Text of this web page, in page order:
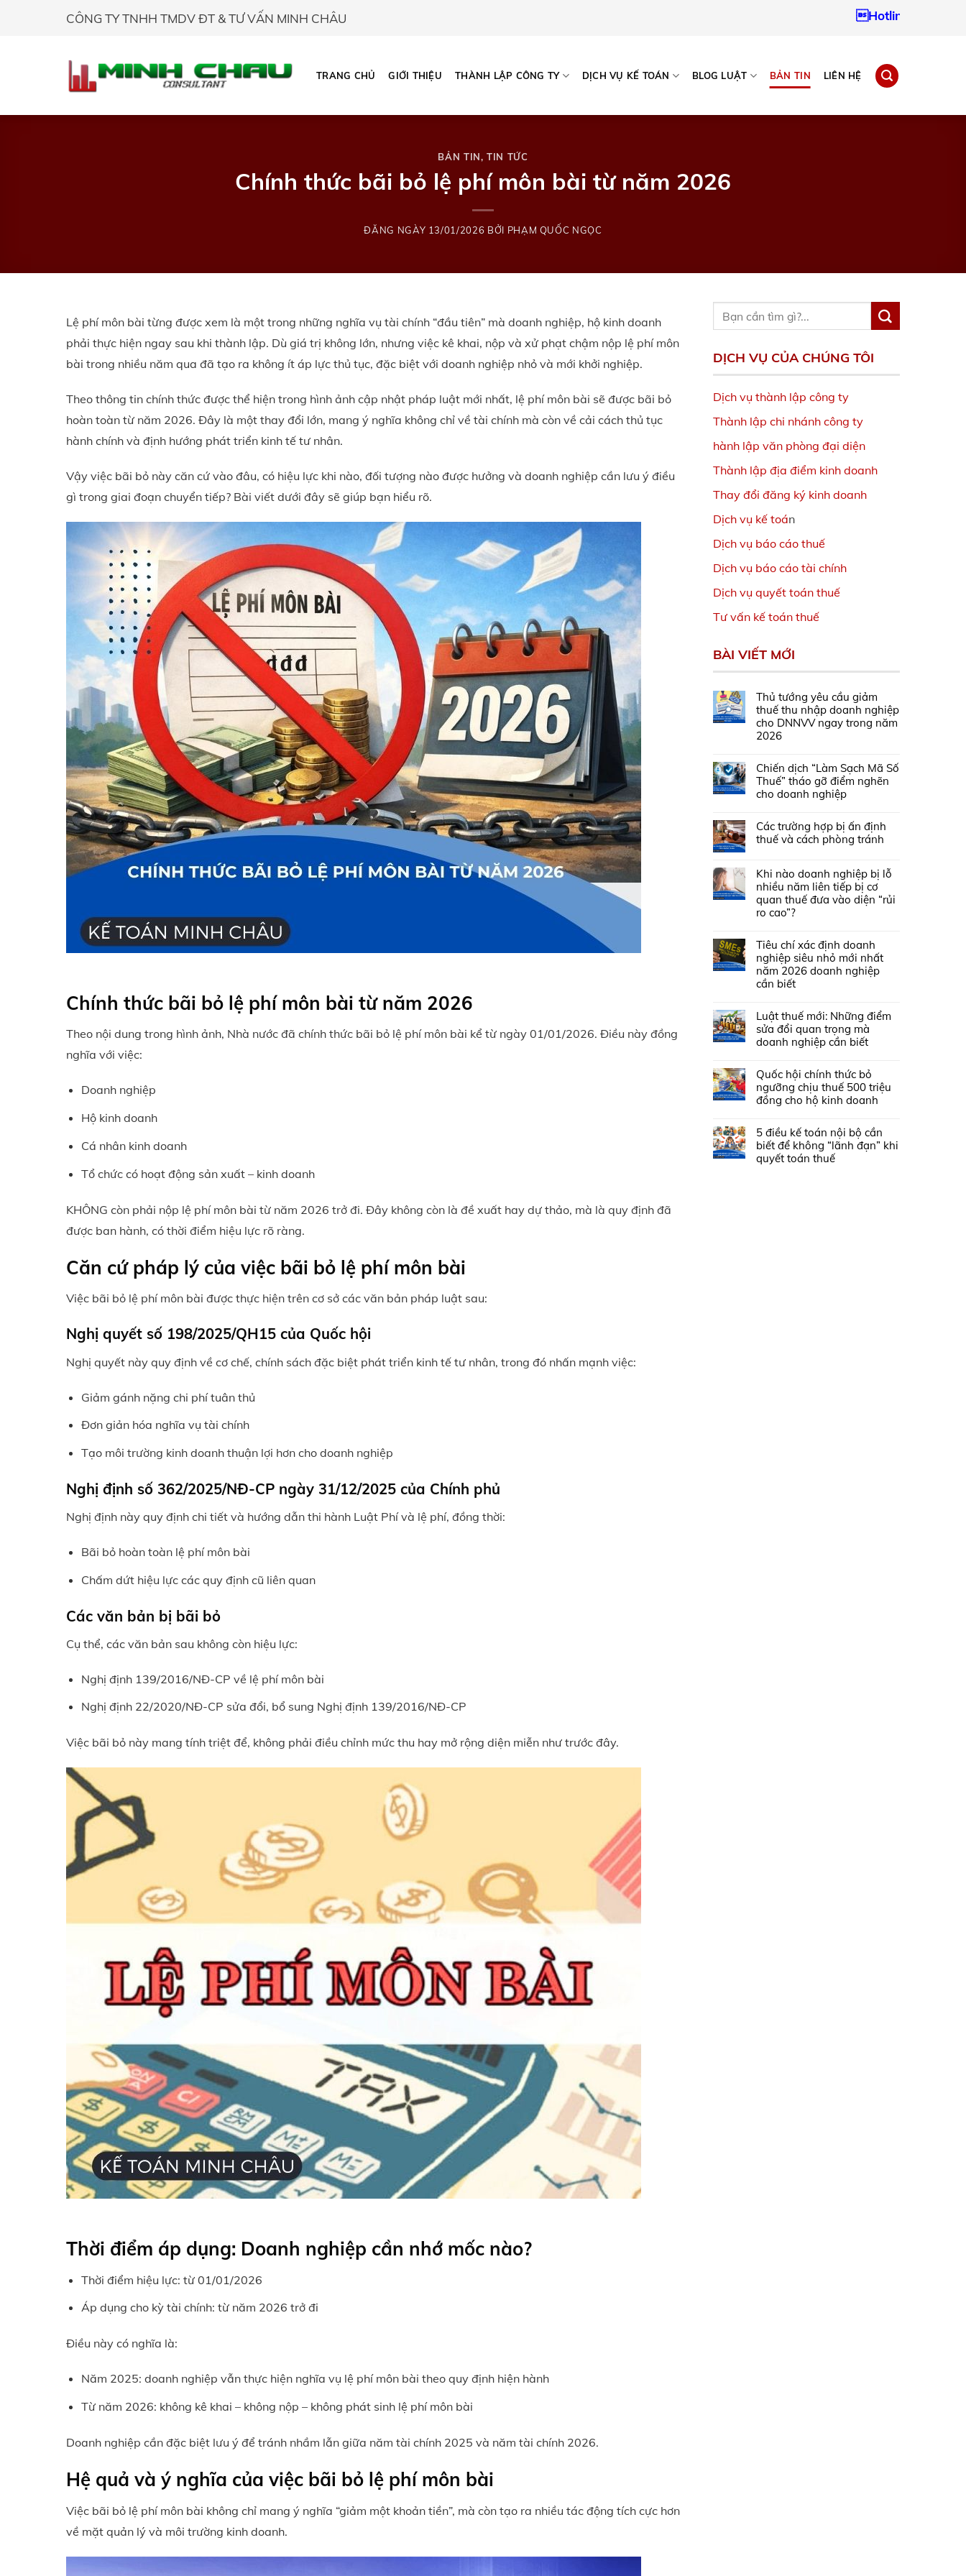
CÔNG TY TNHH TMDV ĐT & TƯ VẤN MINH CHÂU 0937967242
TRANG CHỦ GIỚI THIỆU THÀNH LẬP CÔNG TY DỊCH VỤ KẾ TOÁN BLOG LUẬT BẢN TIN LIÊN HỆ
BẢN TIN,TIN TỨC
Chính thức bãi bỏ lệ phí môn bài từ năm 2026
ĐĂNG NGÀY 13/01/2026 BỞI PHẠM QUỐC NGỌC
Lệ phí môn bài từng được xem là một trong những nghĩa vụ tài chính “đầu tiên” mà doanh nghiệp, hộ kinh doanh
phải thực hiện ngay sau khi thành lập. Dù giá trị không lớn, nhưng việc kê khai, nộp và xử phạt chậm nộp lệ phí môn
bài trong nhiều năm qua đã tạo ra không ít áp lực thủ tục, đặc biệt với doanh nghiệp nhỏ và mới khởi nghiệp.
Theo thông tin chính thức được thể hiện trong hình ảnh cập nhật pháp luật mới nhất, lệ phí môn bài sẽ được bãi bỏ
hoàn toàn từ năm 2026. Đây là một thay đổi lớn, mang ý nghĩa không chỉ về tài chính mà còn về cải cách thủ tục
hành chính và định hướng phát triển kinh tế tư nhân.
Vậy việc bãi bỏ này căn cứ vào đâu, có hiệu lực khi nào, đối tượng nào được hưởng và doanh nghiệp cần lưu ý điều
gì trong giai đoạn chuyển tiếp? Bài viết dưới đây sẽ giúp bạn hiểu rõ.
Chính thức bãi bỏ lệ phí môn bài từ năm 2026
Theo nội dung trong hình ảnh, Nhà nước đã chính thức bãi bỏ lệ phí môn bài kể từ ngày 01/01/2026. Điều này đồng
nghĩa với việc:
Doanh nghiệp
Hộ kinh doanh
Cá nhân kinh doanh
Tổ chức có hoạt động sản xuất – kinh doanh
KHÔNG còn phải nộp lệ phí môn bài từ năm 2026 trở đi. Đây không còn là đề xuất hay dự thảo, mà là quy định đã
được ban hành, có thời điểm hiệu lực rõ ràng.
Căn cứ pháp lý của việc bãi bỏ lệ phí môn bài
Việc bãi bỏ lệ phí môn bài được thực hiện trên cơ sở các văn bản pháp luật sau:
Nghị quyết số 198/2025/QH15 của Quốc hội
Nghị quyết này quy định về cơ chế, chính sách đặc biệt phát triển kinh tế tư nhân, trong đó nhấn mạnh việc:
Giảm gánh nặng chi phí tuân thủ
Đơn giản hóa nghĩa vụ tài chính
Tạo môi trường kinh doanh thuận lợi hơn cho doanh nghiệp
Nghị định số 362/2025/NĐ-CP ngày 31/12/2025 của Chính phủ
Nghị định này quy định chi tiết và hướng dẫn thi hành Luật Phí và lệ phí, đồng thời:
Bãi bỏ hoàn toàn lệ phí môn bài
Chấm dứt hiệu lực các quy định cũ liên quan
Các văn bản bị bãi bỏ
Cụ thể, các văn bản sau không còn hiệu lực:
Nghị định 139/2016/NĐ-CP về lệ phí môn bài
Nghị định 22/2020/NĐ-CP sửa đổi, bổ sung Nghị định 139/2016/NĐ-CP
Việc bãi bỏ này mang tính triệt để, không phải điều chỉnh mức thu hay mở rộng diện miễn như trước đây.
Thời điểm áp dụng: Doanh nghiệp cần nhớ mốc nào?
Thời điểm hiệu lực: từ 01/01/2026
Áp dụng cho kỳ tài chính: từ năm 2026 trở đi
Điều này có nghĩa là:
Năm 2025: doanh nghiệp vẫn thực hiện nghĩa vụ lệ phí môn bài theo quy định hiện hành
Từ năm 2026: không kê khai – không nộp – không phát sinh lệ phí môn bài
Doanh nghiệp cần đặc biệt lưu ý để tránh nhầm lẫn giữa năm tài chính 2025 và năm tài chính 2026.
Hệ quả và ý nghĩa của việc bãi bỏ lệ phí môn bài
Việc bãi bỏ lệ phí môn bài không chỉ mang ý nghĩa “giảm một khoản tiền”, mà còn tạo ra nhiều tác động tích cực hơn
về mặt quản lý và môi trường kinh doanh.
DỊCH VỤ CỦA CHÚNG TÔI
Dịch vụ thành lập công ty
Thành lập chi nhánh công ty
hành lập văn phòng đại diện
Thành lập địa điểm kinh doanh
Thay đổi đăng ký kinh doanh
Dịch vụ kế toán
Dịch vụ báo cáo thuế
Dịch vụ báo cáo tài chính
Dịch vụ quyết toán thuế
Tư vấn kế toán thuế
BÀI VIẾT MỚI
Thủ tướng yêu cầu giảm
thuế thu nhập doanh nghiệp
cho DNNVV ngay trong năm
2026
Chiến dịch “Làm Sạch Mã Số
Thuế” tháo gỡ điểm nghẽn
cho doanh nghiệp
Các trường hợp bị ấn định
thuế và cách phòng tránh
Khi nào doanh nghiệp bị lỗ
nhiều năm liên tiếp bị cơ
quan thuế đưa vào diện “rủi
ro cao”?
Tiêu chí xác định doanh
nghiệp siêu nhỏ mới nhất
năm 2026 doanh nghiệp
cần biết
Luật thuế mới: Những điểm
sửa đổi quan trọng mà
doanh nghiệp cần biết
Quốc hội chính thức bỏ
ngưỡng chịu thuế 500 triệu
đồng cho hộ kinh doanh
5 điều kế toán nội bộ cần
biết để không “lãnh đạn” khi
quyết toán thuế